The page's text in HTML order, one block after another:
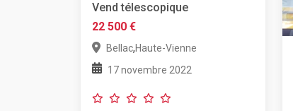
Vend télescopique
22 500 €
Bellac,Haute-Vienne
17 novembre 2022